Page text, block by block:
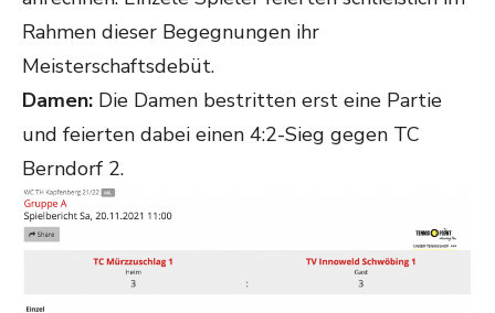
Rahmen dieser Begegnungen ihr
Meisterschaftsdebüt.
Damen: Die Damen bestritten erst eine Partie
und feierten dabei einen 4:2-Sieg gegen TC
Berndorf 2.